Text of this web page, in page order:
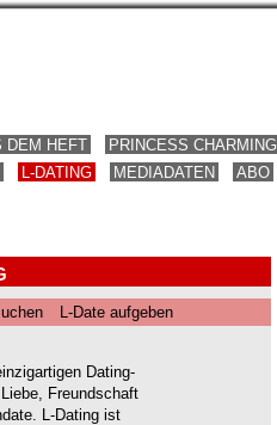
DEM HEFT
PRINCESS CHARMING
L-DATING MEDIADATEN ABO
L-Date aufgeben
Dating-
Freundschaft
L-Dating ist